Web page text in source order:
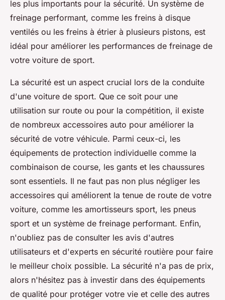
les plus importants pour la sécurité. Un système de
freinage performant, comme les freins à disque
ventilés ou les freins à étrier à plusieurs pistons, est
idéal pour améliorer les performances de freinage de
votre voiture de sport.
La sécurité est un aspect crucial lors de la conduite
d'une voiture de sport. Que ce soit pour une
utilisation sur route ou pour la compétition, il existe
de nombreux accessoires auto pour améliorer la
sécurité de votre véhicule. Parmi ceux-ci, les
équipements de protection individuelle comme la
combinaison de course, les gants et les chaussures
sont essentiels. Il ne faut pas non plus négliger les
accessoires qui améliorent la tenue de route de votre
voiture, comme les amortisseurs sport, les pneus
sport et un système de freinage performant. Enfin,
n'oubliez pas de consulter les avis d'autres
utilisateurs et d'experts en sécurité routière pour faire
le meilleur choix possible. La sécurité n'a pas de prix,
alors n'hésitez pas à investir dans des équipements
de qualité pour protéger votre vie et celle des autres